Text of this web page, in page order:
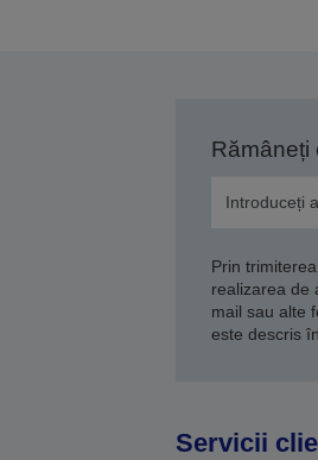
Rămâneți
Prin
realizarea de
mail sau alte
este descris în
Servicii